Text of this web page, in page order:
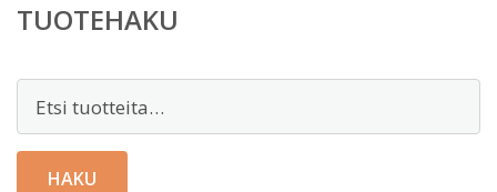
TUOTEHAKU
HAKU